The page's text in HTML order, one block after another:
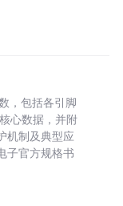
，包括各引脚
心数据，并附
机制及典型应
子官方规格书